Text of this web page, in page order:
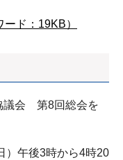
ード：19KB）
議会 第8回総会を
午後3時から4時20